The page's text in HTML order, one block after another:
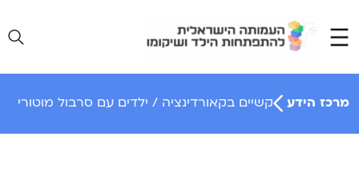
content
מרכז הידע קשיים בקאורדינציה / ילדים עם סרבול מוטורי